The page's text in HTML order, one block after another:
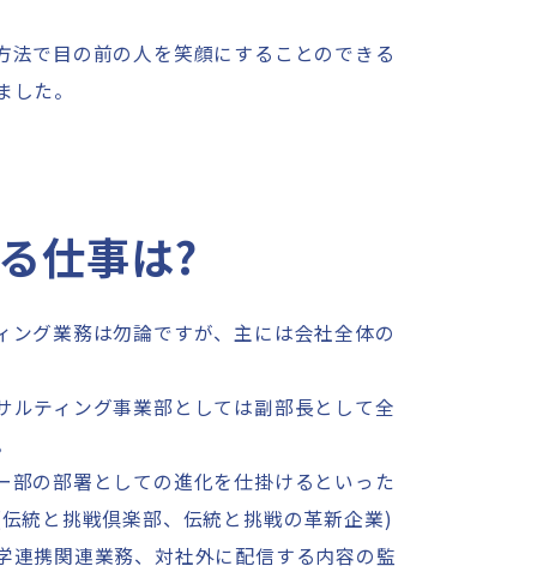
法で目の前の人を笑顔にすることのできる
た。
仕事は?
グ業務は勿論ですが、主には会社全体の
ルティング事業部としては副部長として全
部の部署としての進化を仕掛けるといった
統と挑戦倶楽部、伝統と挑戦の革新企業)
連携関連業務、対社外に配信する内容の監